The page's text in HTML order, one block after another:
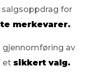
for
merkevarer.
gjennomføring av
et sikkert valg.